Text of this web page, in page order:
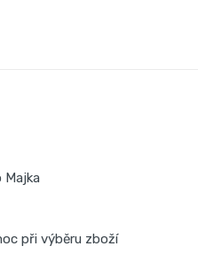
při výběru zboží